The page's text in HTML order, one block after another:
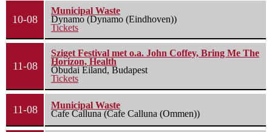
10-08
Municipal Waste
Dynamo (Dynamo (Eindhoven))
Tickets
11-08
Sziget Festival met o.a. John Coffey, Bring Me The
Horizon, Health
Óbudai Eiland, Budapest
Tickets
11-08
Municipal Waste
Cafe Calluna (Cafe Calluna (Ommen))